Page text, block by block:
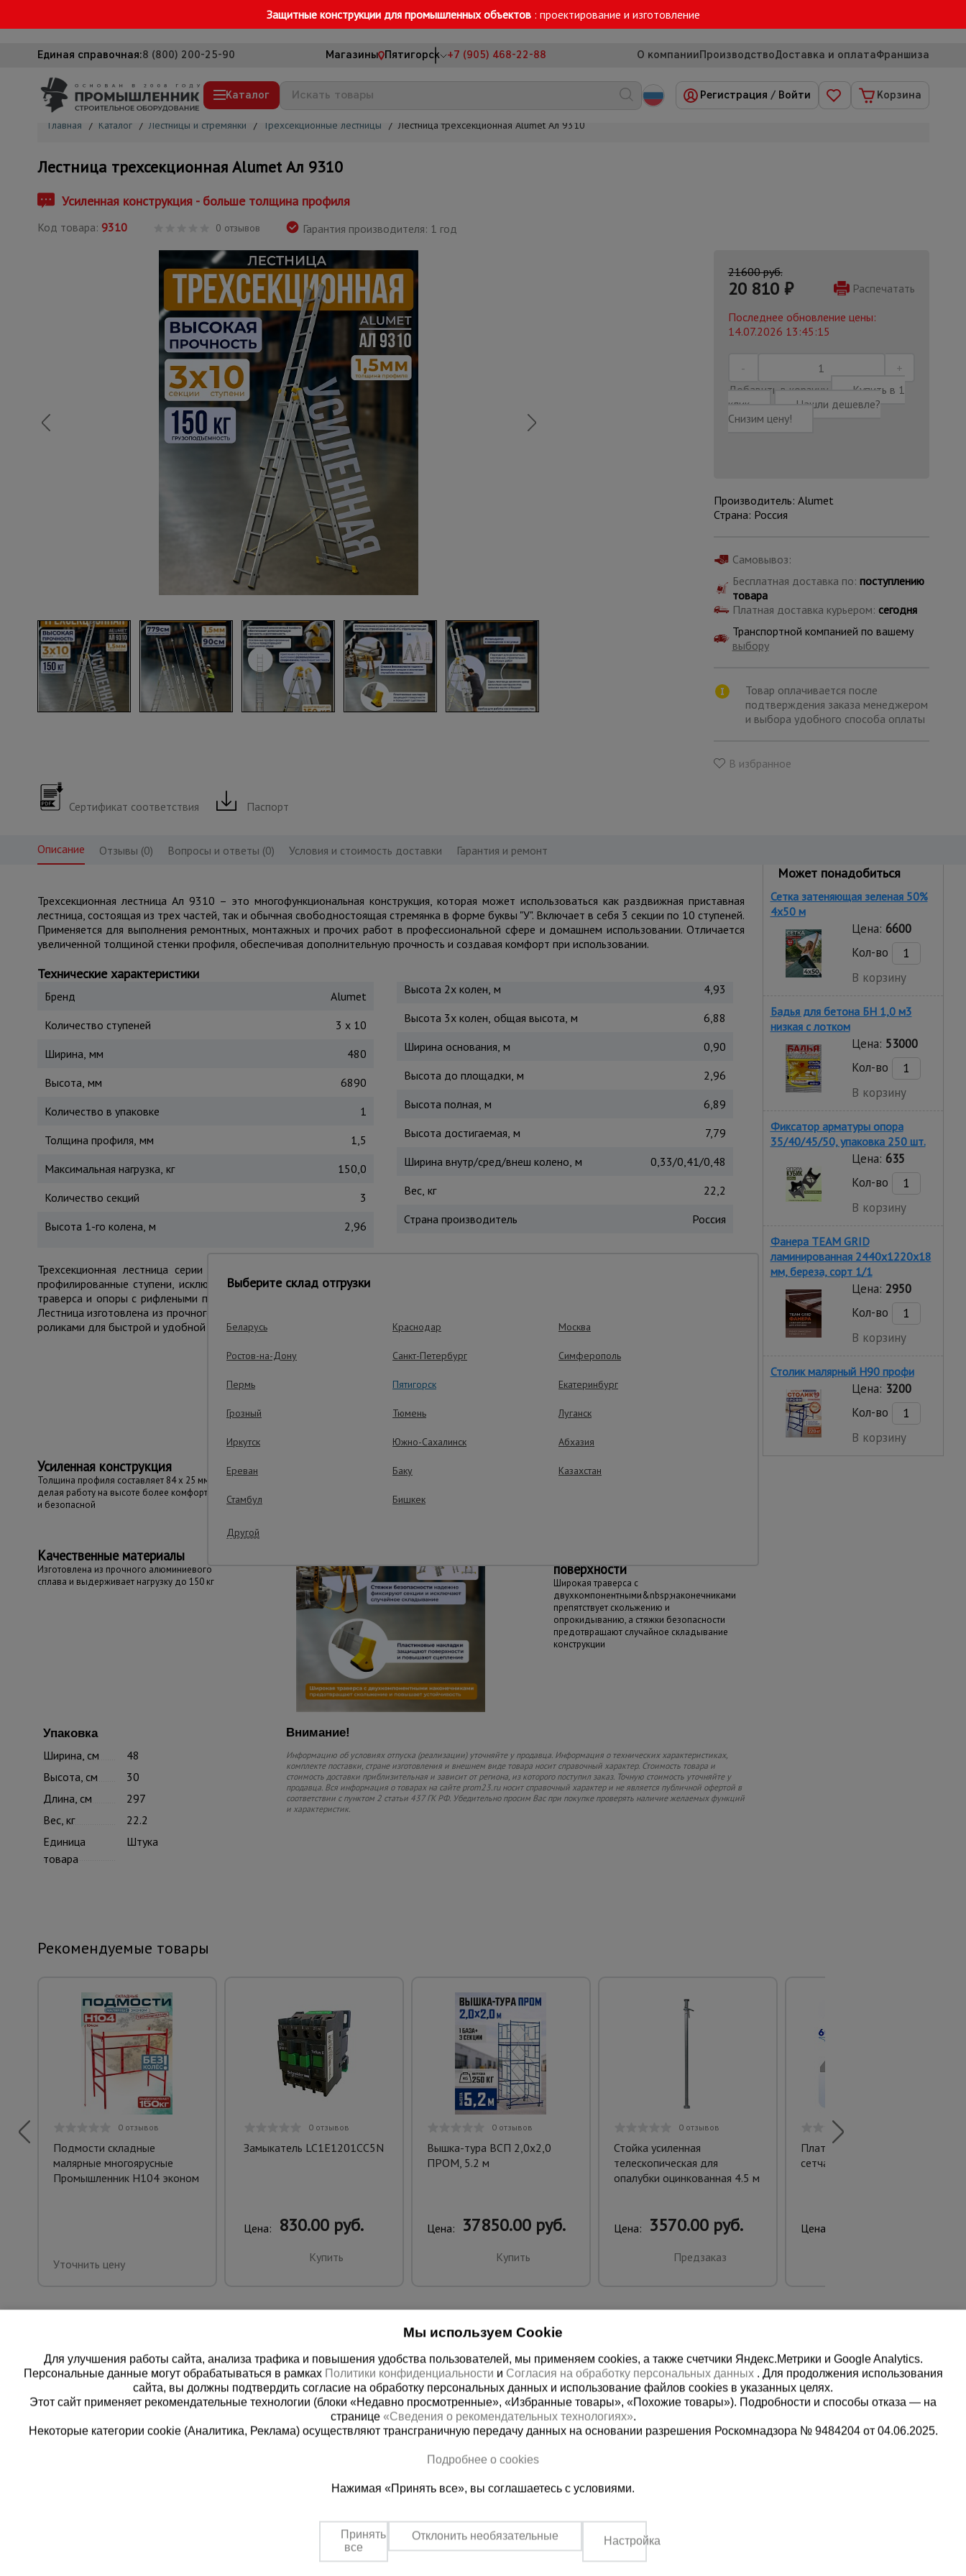
Защитные конструкции для промышленных объектов : проектирование и изготовление
Единая справочная:8 (800) 200-25-90 Магазины Пятигорск +7 (905) 468-22-88 О компанииПроизводствоДоставка и оплатаФраншиза
Каталог
Вышки-туры
Подмости строительные
Сетка, тенты, брезенты
Грузоподъемное оборудование
Мусоропровод строительный
Фанера ламинированная
Опалубка
Вибротехника для строительства
Оборудование для работы с арматурой
Оборудование для бетонных работ
Техника для склада
Тачки строительные и садовые
Лестницы и стремянки
Штукатурные комплекты
Сварочные аппараты
Металл и металлообработка
всех
Регистрация / Войти Корзина
Главная / Каталог / Лестницы и стремянки / Трехсекционные лестницы / Лестница трехсекционная Alumet Ал 9310
Лестница трехсекционная Alumet Ал 9310
Усиленная конструкция - больше толщина профиля
Код товара: 9310 0 отзывов Гарантия производителя: 1 год
21600 руб.
20 810 ₽
Распечатать
Последнее обновление цены:
14.07.2026 13:45:15
Добавить в корзину
Купить в 1
клик
Нашли дешевле?
Снизим цену!
Производитель: Alumet
Страна: Россия
Самовывоз:
Бесплатная доставка по: поступлению
товара
Платная доставка курьером: сегодня
Транспортной компанией по вашему
выбору
Товар оплачивается после
подтверждения заказа менеджером
и выбора удобного способа оплаты
В избранное
Сертификат соответствия Паспорт
Описание Отзывы (0) Вопросы и ответы (0) Условия и стоимость доставки Гарантия и ремонт
Трехсекционная лестница Ал 9310 – это многофункциональная конструкция, которая может использоваться как раздвижная приставная
лестница, состоящая из трех частей, так и обычная свободностоящая стремянка в форме буквы "У". Включает в себя 3 секции по 10 ступеней.
Применяется для выполнения ремонтных, монтажных и прочих работ в профессиональной сфере и домашнем использовании. Отличается
увеличенной толщиной стенки профиля, обеспечивая дополнительную прочность и создавая комфорт при использовании.
Технические характеристики
Бренд
Alumet
Количество ступеней
3 x 10
Ширина, мм
480
Высота, мм
6890
Количество в упаковке
1
Толщина профиля, мм
1,5
Максимальная нагрузка, кг
150,0
Количество секций
3
Высота 1-го колена, м
2,96
Высота 2х колен, м
4,93
Высота 3х колен, общая высота, м
6,88
Ширина основания, м
0,90
Высота до площадки, м
2,96
Высота полная, м
6,89
Высота достигаемая, м
7,79
Ширина внутр/сред/внеш колено, м
0,33/0,41/0,48
Вес, кг
22,2
Страна производитель
Россия
Трехсекционная лестница серии P3 изготовлена из толстого алюминиевого профиля размерами 84x25 мм. Усиленная конструкция и
профилированные ступени, исключающие скольжение обуви. Ступени крепятся к боковой части развальцованным соединением. Широкая
траверса и опоры с рифлеными противоскользящими насадками обеспечивают устойчивость на напольных поверхностях и любом грунте.
Лестница изготовлена из прочного алюминиевого и выдерживает вес до 150 кг. Модели 9316, 9318 и 9320 дополнительно комплектуются
роликами для быстрой и удобной установки в рабочее приложение и предохранения стены от повреждений.
Важные преимущества – эффективная работа
Усиленная конструкция
Толщина профиля составляет 84 x 25 мм,
делая работу на высоте более комфортной
и безопасной
Качественные материалы
Изготовлена из прочного алюминиевого
сплава и выдерживает нагрузку до 150 кг
Универсальное использование
поверхности
Широкая траверса с
двухкомпонентными&nbsp;наконечниками
препятствует скольжению и
опрокидыванию, а стяжки безопасности
предотвращают случайное складывание
конструкции
Упаковка
Ширина, см
48
Высота, см
30
Длина, см
297
Вес, кг
22.2
Единица
товара
Штука
Внимание!
Информацию об условиях отпуска (реализации) уточняйте у продавца. Информация о технических характеристиках,
комплекте поставки, стране изготовления и внешнем виде товара носит справочный характер. Стоимость товара и
стоимость доставки приблизительная и зависит от региона, из которого поступил заказ. Точную стоимость уточняйте у
продавца. Вся информация о товарах на сайте prom23.ru носит справочный характер и не является публичной офертой в
соответствии с пунктом 2 статьи 437 ГК РФ. Убедительно просим Вас при покупке проверять наличие желаемых функций
и характеристик.
Может понадобиться
Сетка затеняющая зеленая 50%
4х50 м
Цена: 6600
Кол-во
В корзину
Бадья для бетона БН 1,0 м3
низкая c лотком
Цена: 53000
Кол-во
В корзину
Фиксатор арматуры опора
35/40/45/50, упаковка 250 шт.
Цена: 635
Кол-во
В корзину
Фанера TEAM GRID
ламинированная 2440х1220х18
мм, береза, сорт 1/1
Цена: 2950
Кол-во
В корзину
Столик малярный H90 профи
Цена: 3200
Кол-во
В корзину
Рекомендуемые товары
0 отзывов
Подмости складные
малярные многоярусные
Промышленник H104 эконом
Уточнить цену
0 отзывов
Замыкатель LC1E1201CC5N
Цена: 830.00 руб.
Купить
0 отзывов
Вышка-тура ВСП 2,0x2,0
ПРОМ, 5.2 м
Цена: 37850.00 руб.
Купить
0 отзывов
Стойка усиленная
телескопическая для
опалубки оцинкованная 4.5 м
Цена: 3570.00 руб.
Предзаказ
Платформенная тележка
сетчатая ПС-6.9 160 мм
Цена:
Каталог товаров
Единая справочная
8 (800) 200-25-90
Заказать звонок
Пятигорск
+7 (905) 468-22-88
Заказать звонок
Пт: с 9:00 до 17:00,
Сб: с 9:00 до 13:00,
Мы в социальных сетях:
Выберите склад отгрузки
Беларусь Краснодар Москва
Ростов-на-Дону Санкт-Петербург Симферополь
Пермь Пятигорск Екатеринбург
Грозный Тюмень Луганск
Иркутск Южно-Сахалинск Абхазия
Ереван Баку Казахстан
Стамбул Бишкек
Другой
Мы используем Cookie
Для улучшения работы сайта, анализа трафика и повышения удобства пользователей, мы применяем cookies, а также счетчики Яндекс.Метрики и Google Analytics.
Персональные данные могут обрабатываться в рамках Политики конфиденциальности и Согласия на обработку персональных данных . Для продолжения использования
сайта, вы должны подтвердить согласие на обработку персональных данных и использование файлов cookies в указанных целях.
Этот сайт применяет рекомендательные технологии (блоки «Недавно просмотренные», «Избранные товары», «Похожие товары»). Подробности и способы отказа — на
странице «Сведения о рекомендательных технологиях».
Некоторые категории cookie (Аналитика, Реклама) осуществляют трансграничную передачу данных на основании разрешения Роскомнадзора № 9484204 от 04.06.2025.
Подробнее о cookies
Нажимая «Принять все», вы соглашаетесь с условиями.
Принять
все
Отклонить необязательные Настройка